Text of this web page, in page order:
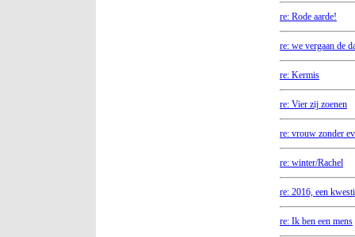
re: Rode aarde!
re: we vergaan de
re: Kermis
re: Vier zij zoenen
re: vrouw zonder
re: winter/Rachel
re: 2016, een
re: Ik ben een mens